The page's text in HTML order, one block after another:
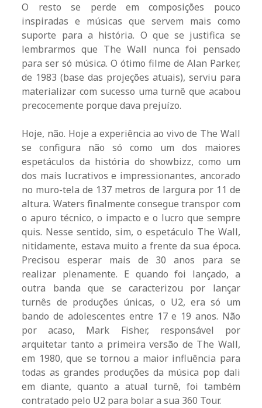
O resto se perde em composições pouco
inspiradas e músicas que servem mais como
suporte para a história. O que se justifica se
lembrarmos que The Wall nunca foi pensado
para ser só música. O ótimo filme de Alan Parker,
de 1983 (base das projeções atuais), serviu para
materializar com sucesso uma turnê que acabou
precocemente porque dava prejuízo.
Hoje, não. Hoje a experiência ao vivo de The Wall
se configura não só como um dos maiores
espetáculos da história do showbizz, como um
dos mais lucrativos e impressionantes, ancorado
no muro-tela de 137 metros de largura por 11 de
altura. Waters finalmente consegue transpor com
o apuro técnico, o impacto e o lucro que sempre
quis. Nesse sentido, sim, o espetáculo The Wall,
nitidamente, estava muito a frente da sua época.
Precisou esperar mais de 30 anos para se
realizar plenamente. E quando foi lançado, a
outra banda que se caracterizou por lançar
turnês de produções únicas, o U2, era só um
bando de adolescentes entre 17 e 19 anos. Não
por acaso, Mark Fisher, responsável por
arquitetar tanto a primeira versão de The Wall,
em 1980, que se tornou a maior influência para
todas as grandes produções da música pop dali
em diante, quanto a atual turnê, foi também
contratado pelo U2 para bolar a sua 360 Tour.